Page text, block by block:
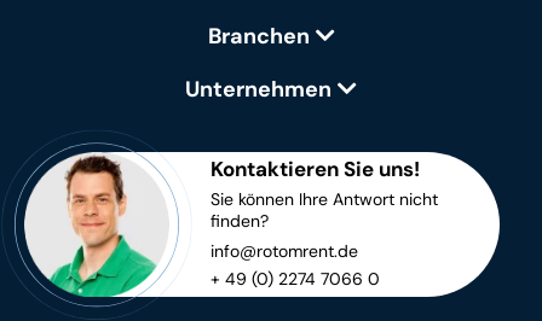
Branchen
Unternehmen
Kontaktieren Sie uns!
Sie können Ihre Antwort nicht
finden?
info@rotomrent.de
+ 49 (0) 2274 7066 0